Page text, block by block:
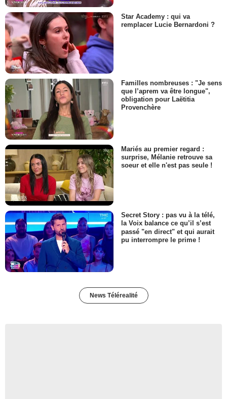
Star Academy : qui va
remplacer Lucie Bernardoni ?
Familles nombreuses : "Je sens
que l’aprem va être longue",
obligation pour Laëtitia
Provenchère
Mariés au premier regard :
surprise, Mélanie retrouve sa
soeur et elle n'est pas seule !
Secret Story : pas vu à la télé,
la Voix balance ce qu’il s’est
passé "en direct" et qui aurait
pu interrompre le prime !
News Télérealité